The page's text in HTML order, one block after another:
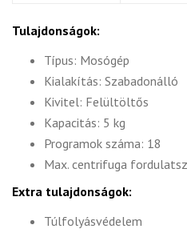
Tulajdonságok:
Típus: Mosógép
Kialakítás: Szabadonálló
Kivitel: Felültöltős
Kapacitás: 5 kg
Programok száma: 18
Max. centrifuga
Extra tulajdonságok:
Túlfolyásvédelem